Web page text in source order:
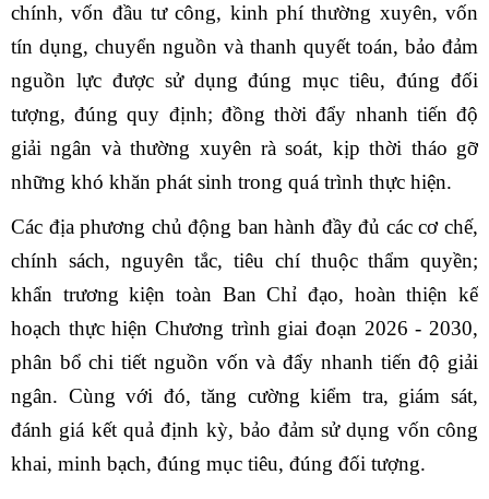
chính, vốn đầu tư công, kinh phí thường xuyên, vốn
tín dụng, chuyển nguồn và thanh quyết toán, bảo đảm
nguồn lực được sử dụng đúng mục tiêu, đúng đối
tượng, đúng quy định; đồng thời đẩy nhanh tiến độ
giải ngân và thường xuyên rà soát, kịp thời tháo gỡ
những khó khăn phát sinh trong quá trình thực hiện.
Các địa phương chủ động ban hành đầy đủ các cơ chế,
chính sách, nguyên tắc, tiêu chí thuộc thẩm quyền;
khẩn trương kiện toàn Ban Chỉ đạo, hoàn thiện kế
hoạch thực hiện Chương trình giai đoạn 2026 - 2030,
phân bổ chi tiết nguồn vốn và đẩy nhanh tiến độ giải
ngân. Cùng với đó, tăng cường kiểm tra, giám sát,
đánh giá kết quả định kỳ, bảo đảm sử dụng vốn công
khai, minh bạch, đúng mục tiêu, đúng đối tượng.